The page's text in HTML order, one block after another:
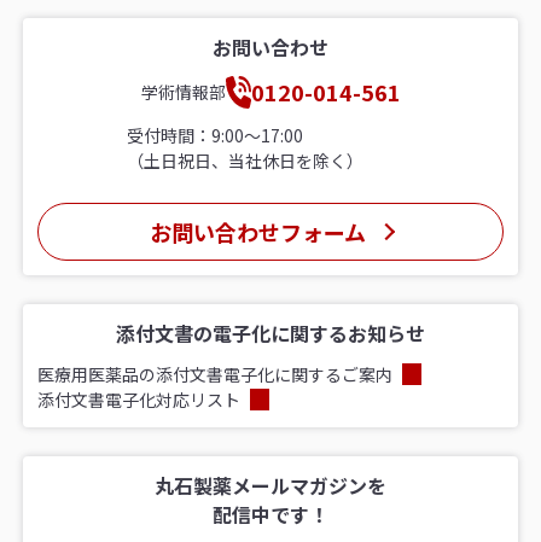
お問い合わせ
学術情報部 0120-014-561
受付時間：9:00〜17:00
（土日祝日、当社休日を除く）
お問い合わせフォーム
添付文書の電子化に関するお知らせ
医療用医薬品の添付文書電子化に関するご案内
添付文書電子化対応リスト
丸石製薬メールマガジンを
配信中です！